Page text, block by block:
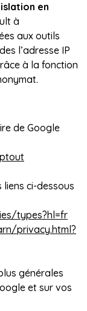
en
à
aux outils
l’adresse IP
à la fonction
de Google
ci-dessous
types?hl=fr
privacy.html?
générales
et sur vos